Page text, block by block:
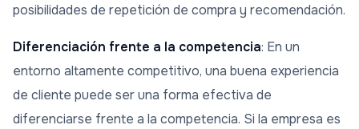
posibilidades de repetición de compra y recomendación.
Diferenciación frente a la competencia: En un
entorno altamente competitivo, una buena experiencia
de cliente puede ser una forma efectiva de
diferenciarse frente a la competencia. Si la empresa es